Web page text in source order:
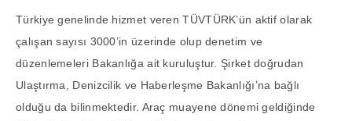
Türkiye genelinde hizmet veren TÜVTÜRK’ün aktif olarak
çalışan sayısı 3000’in üzerinde olup denetim ve
düzenlemeleri Bakanlığa ait kuruluştur. Şirket doğrudan
Ulaştırma, Denizcilik ve Haberleşme Bakanlığı’na bağlı
olduğu da bilinmektedir. Araç muayene dönemi geldiğinde